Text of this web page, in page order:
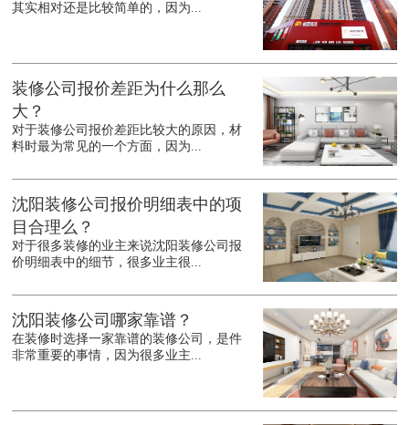
其实相对还是比较简单的，因为...
装修公司报价差距为什么那么
大？
对于装修公司报价差距比较大的原因，材
料时最为常见的一个方面，因为...
沈阳装修公司报价明细表中的项
目合理么？
对于很多装修的业主来说沈阳装修公司报
价明细表中的细节，很多业主很...
沈阳装修公司哪家靠谱？
在装修时选择一家靠谱的装修公司，是件
非常重要的事情，因为很多业主...